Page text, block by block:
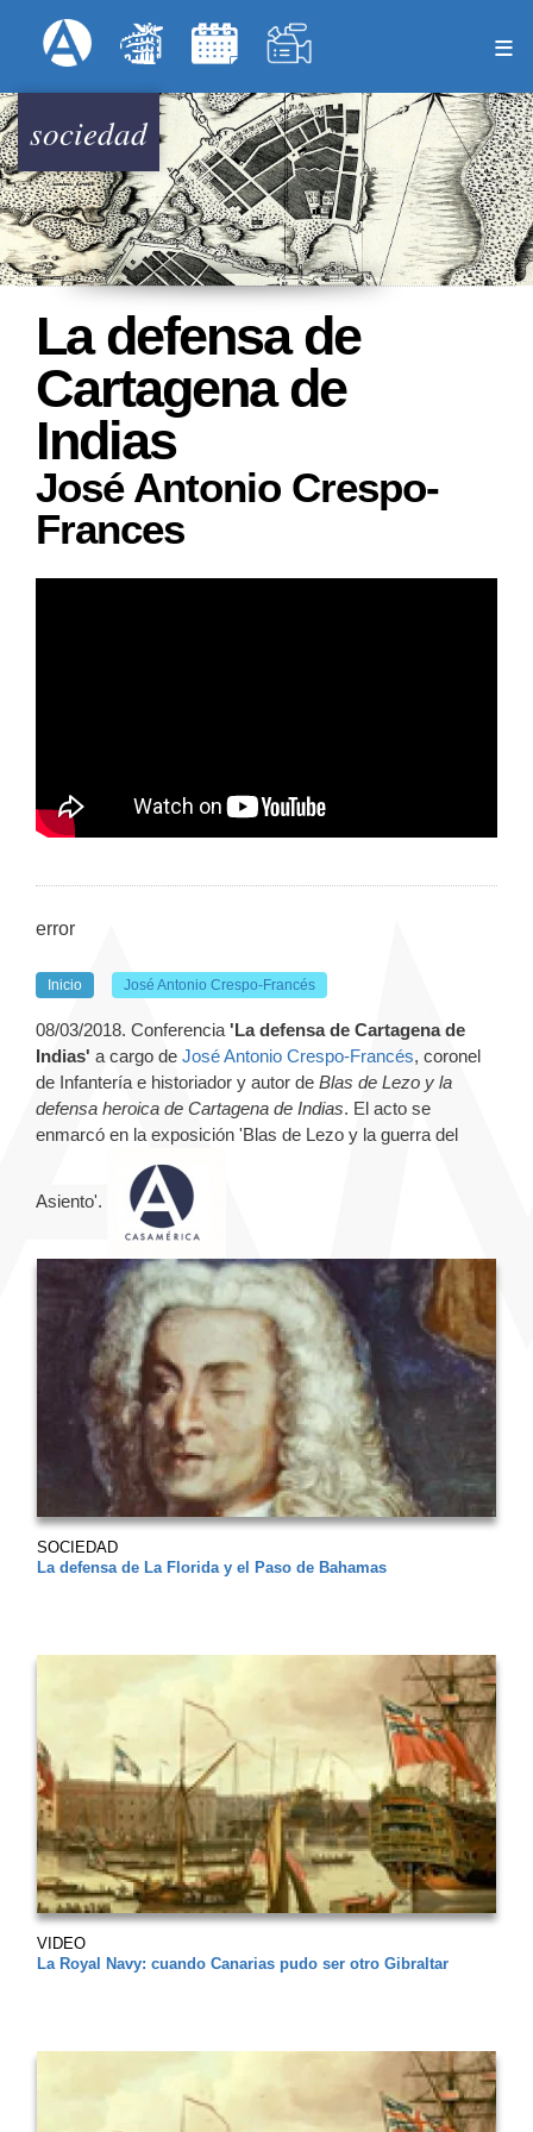
al
principal
Menú Superior
sociedad
La defensa de
Cartagena de
Indias
José Antonio Crespo-
Frances
error
Inicio José Antonio Crespo-Francés
08/03/2018. Conferencia 'La defensa de Cartagena de
Indias' a cargo de José Antonio Crespo-Francés, coronel
de Infantería e historiador y autor de Blas de Lezo y la
defensa heroica de Cartagena de Indias. El acto se
enmarcó en la exposición 'Blas de Lezo y la guerra del
Asiento'.
SOCIEDAD
La defensa de La Florida y el Paso de Bahamas
VIDEO
La Royal Navy: cuando Canarias pudo ser otro Gibraltar